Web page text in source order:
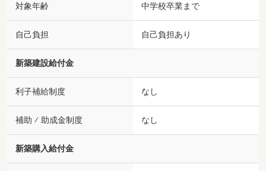
対象年齢 中学校卒業まで
自己負担 自己負担あり
新築建設給付金
利子補給制度 なし
補助 ⁄ 助成金制度 なし
新築購入給付金